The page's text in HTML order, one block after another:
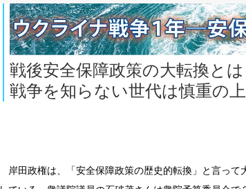
戦後安全保障政策の大転換とは
戦争を知らない世代は慎重の
岸田政権は、「安全保障政策の歴史的転換」と言って